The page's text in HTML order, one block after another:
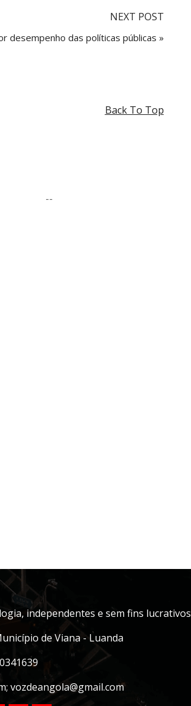
NEXT POST
desempenho das políticas públicas »
Back To Top
--
independentes e sem fins lucrativos
de Viana - Luanda
; vozdeangola@gmail.com